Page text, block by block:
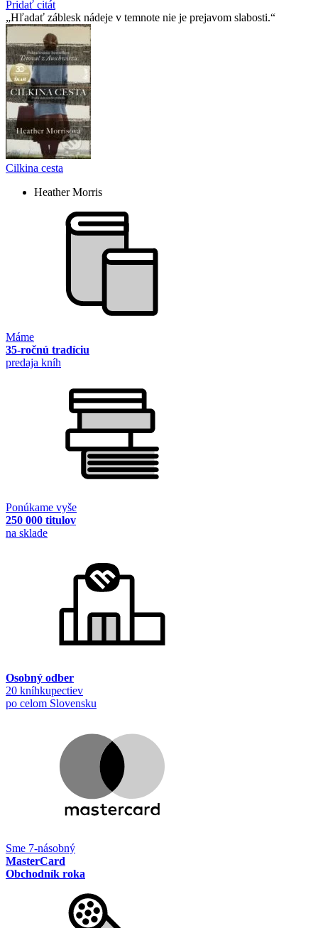
Pridať citát
Hľadať záblesk nádeje v temnote nie je prejavom slabosti.
Cilkina cesta
Heather Morris
Máme
35-ročnú tradíciu
predaja kníh
Ponúkame vyše
250 000 titulov
na sklade
Osobný odber
20 kníhkupectiev
po celom Slovensku
Sme 7-násobný
MasterCard
Obchodník roka